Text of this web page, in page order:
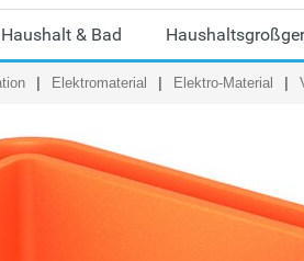
& Bad
Elektromaterial Elektro-Material